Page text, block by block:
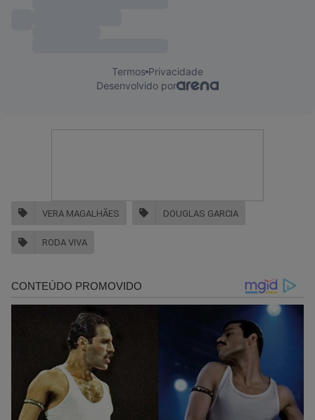
VERA MAGALHÃES DOUGLAS GARCIA
RODA VIVA